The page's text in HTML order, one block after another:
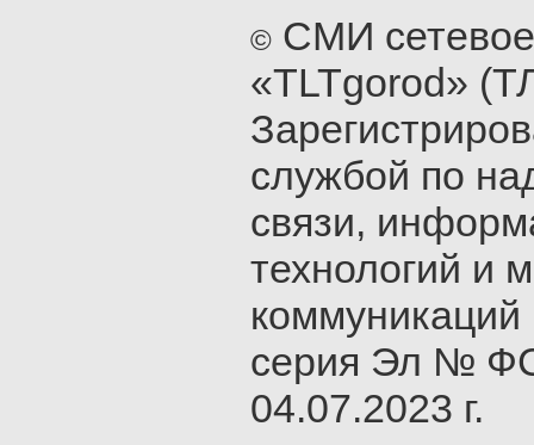
© СМИ
«TLTgorod»
службой по
связи,
технологий и
серия Эл №
04.07.2023 г.